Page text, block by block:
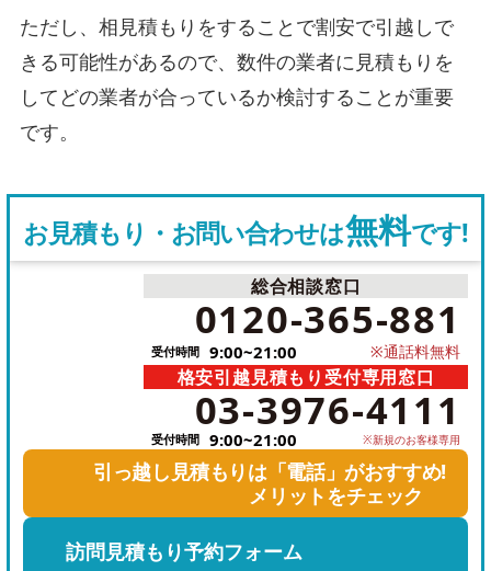
ただし、相見積もりをすることで割安で引越しで
きる可能性があるので、数件の業者に見積もりを
してどの業者が合っているか検討することが重要
です。
お見積もり・お問い合わせは無料です!
を
か
け
る
総合相談窓口
0120-365-881
受付時間 9:00~21:00 ※通話料無料
を
か
け
る
格安引越見積もり受付専用窓口
03-3976-4111
受付時間 9:00~21:00 ※新規のお客様専用
引っ越し見積もりは「電話」がおすすめ!
メリットをチェック
訪問見積もり予約フォーム